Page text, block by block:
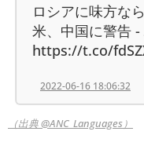
ロシアに味方な
米、中国に警告
https://t.co/
2022-06-16 18:06:32
（出典 @ANC_Languages）